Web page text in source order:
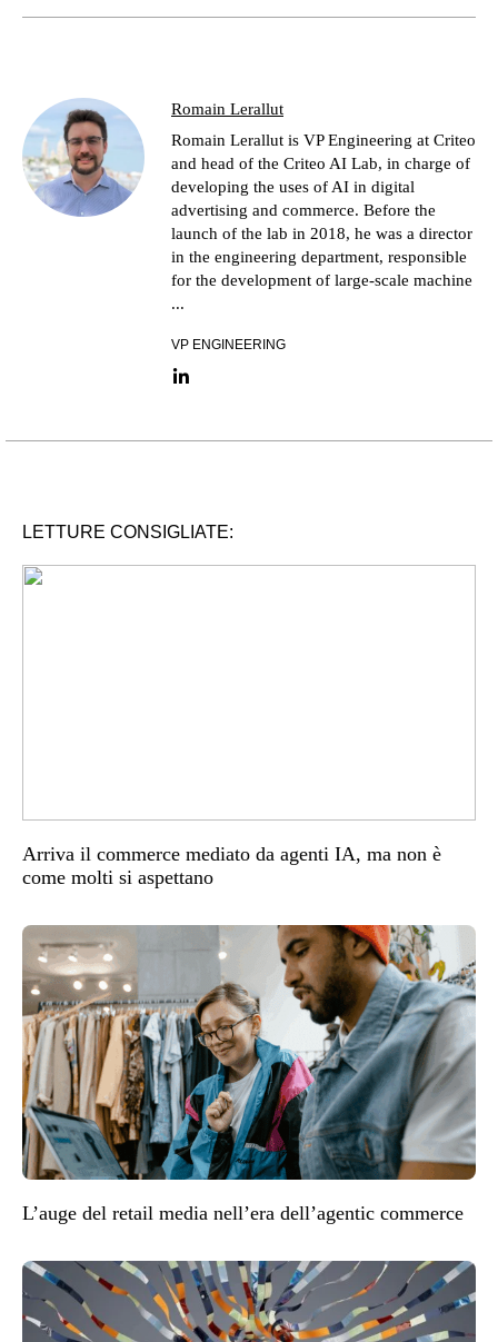
Romain Lerallut
Romain Lerallut is VP Engineering at Criteo
and head of the Criteo AI Lab, in charge of
developing the uses of AI in digital
advertising and commerce. Before the
launch of the lab in 2018, he was a director
in the engineering department, responsible
for the development of large-scale machine
...
VP ENGINEERING
LinkedIn link
LETTURE CONSIGLIATE:
Arriva il commerce mediato da agenti IA, ma non è
come molti si aspettano
L’auge del retail media nell’era dell’agentic commerce